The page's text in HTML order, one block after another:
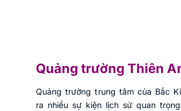
Quảng trường Thiên
Quảng trường trung tâm của Bắc
ra nhiều sự kiện lịch sử quan